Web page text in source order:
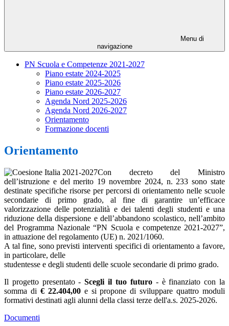
Menu di
navigazione
PN Scuola e Competenze 2021-2027
Piano estate 2024-2025
Piano estate 2025-2026
Piano estate 2026-2027
Agenda Nord 2025-2026
Agenda Nord 2026-2027
Orientamento
Formazione docenti
Orientamento
Con decreto del Ministro
dell’istruzione e del merito 19 novembre 2024, n. 233 sono state
destinate specifiche risorse per percorsi di orientamento nelle scuole
secondarie di primo grado, al fine di garantire un’efficace
valorizzazione delle potenzialità e dei talenti degli studenti e una
riduzione della dispersione e dell’abbandono scolastico, nell’ambito
del Programma Nazionale “PN Scuola e competenze 2021-2027”,
in attuazione del regolamento (UE) n. 2021/1060.
A tal fine, sono previsti interventi specifici di orientamento a favore,
in particolare, delle
studentesse e degli studenti delle scuole secondarie di primo grado.
Il progetto presentato -Scegli il tuo futuro- è finanziato con la
somma di € 22.404,00e si propone di sviluppare quattro moduli
formativi destinati agli alunni della classi terze dell'a.s. 2025-2026.
Documenti